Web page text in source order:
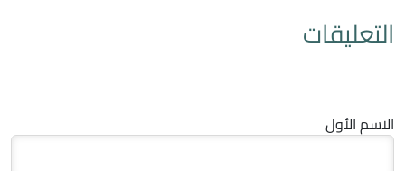
التعليقات
الاسم الأول